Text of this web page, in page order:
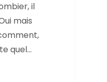
il
mais
quel…